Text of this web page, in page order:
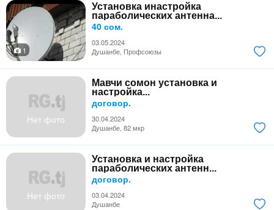
Установка инастройка
параболических антенна...
40 сом.
03.05.2024
1
Душанбе, Профсоюзы
Нет фото
Мавчи сомон установка и
настройка...
договор.
30.04.2024
Душанбе, 82 мкр
Нет фото
Установка и настройка
параболических антенн...
договор.
03.04.2024
Душанбе